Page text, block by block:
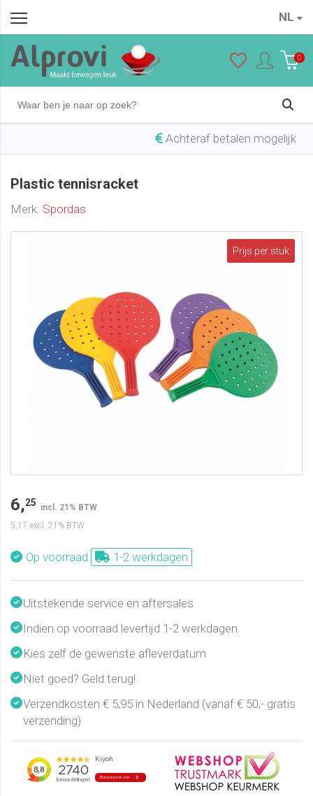
NL
0
Plastic tennisracket
Merk: Spordas
Prijs per stuk
6,25 incl. 21% BTW
5,17 excl. 21% BTW
Op voorraad 1-2 werkdagen
Uitstekende service en aftersales
Indien op voorraad levertijd 1-2 werkdagen
Kies zelf de gewenste afleverdatum
Niet goed? Geld terug!
Verzendkosten € 5,95 in Nederland (vanaf € 50,- gratis
verzending)
€ 6,25